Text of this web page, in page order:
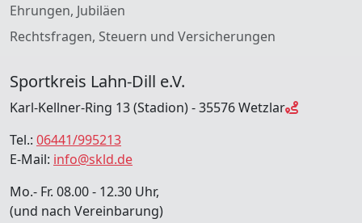
Ehrungen, Jubiläen
Rechtsfragen, Steuern und Versicherungen
Sportkreis Lahn-Dill e.V.
Karl-Kellner-Ring 13 (Stadion) - 35576 Wetzlar
Tel.: 06441/995213
E-Mail: info@skld.de
Mo.- Fr. 08.00 - 12.30 Uhr,
(und nach Vereinbarung)